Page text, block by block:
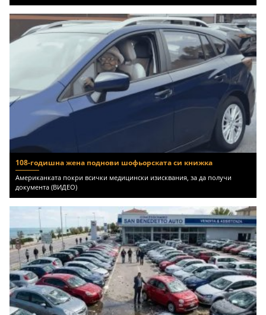
108-годишна жена поднови шофьорската си книжка
Американката покри всички медицински изисквания, за да получи
документа (ВИДЕО)